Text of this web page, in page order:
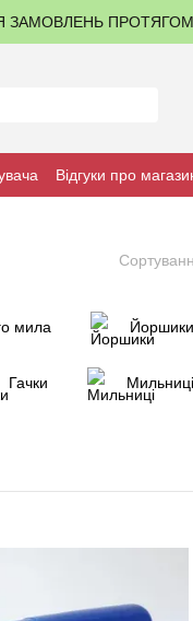
ЗАМОВЛЕНЬ
Відгуки про
мила Йоршики
Гачки Мильниці